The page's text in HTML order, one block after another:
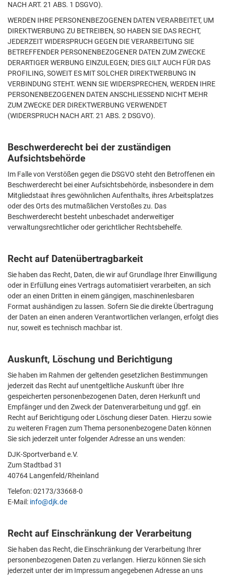
NACH ART. 21 ABS. 1 DSGVO).
WERDEN IHRE PERSONENBEZOGENEN DATEN VERARBEITET, UM
DIREKTWERBUNG ZU BETREIBEN, SO HABEN SIE DAS RECHT,
JEDERZEIT WIDERSPRUCH GEGEN DIE VERARBEITUNG SIE
BETREFFENDER PERSONENBEZOGENER DATEN ZUM ZWECKE
DERARTIGER WERBUNG EINZULEGEN; DIES GILT AUCH FÜR DAS
PROFILING, SOWEIT ES MIT SOLCHER DIREKTWERBUNG IN
VERBINDUNG STEHT. WENN SIE WIDERSPRECHEN, WERDEN IHRE
PERSONENBEZOGENEN DATEN ANSCHLIESSEND NICHT MEHR
ZUM ZWECKE DER DIREKTWERBUNG VERWENDET
(WIDERSPRUCH NACH ART. 21 ABS. 2 DSGVO).
Beschwerderecht bei der zuständigen
Aufsichtsbehörde
Im Falle von Verstößen gegen die DSGVO steht den Betroffenen ein
Beschwerderecht bei einer Aufsichtsbehörde, insbesondere in dem
Mitgliedstaat ihres gewöhnlichen Aufenthalts, ihres Arbeitsplatzes
oder des Orts des mutmaßlichen Verstoßes zu. Das
Beschwerderecht besteht unbeschadet anderweitiger
verwaltungsrechtlicher oder gerichtlicher Rechtsbehelfe.
Recht auf Datenübertragbarkeit
Sie haben das Recht, Daten, die wir auf Grundlage Ihrer Einwilligung
oder in Erfüllung eines Vertrags automatisiert verarbeiten, an sich
oder an einen Dritten in einem gängigen, maschinenlesbaren
Format aushändigen zu lassen. Sofern Sie die direkte Übertragung
der Daten an einen anderen Verantwortlichen verlangen, erfolgt dies
nur, soweit es technisch machbar ist.
Auskunft, Löschung und Berichtigung
Sie haben im Rahmen der geltenden gesetzlichen Bestimmungen
jederzeit das Recht auf unentgeltliche Auskunft über Ihre
gespeicherten personenbezogenen Daten, deren Herkunft und
Empfänger und den Zweck der Datenverarbeitung und ggf. ein
Recht auf Berichtigung oder Löschung dieser Daten. Hierzu sowie
zu weiteren Fragen zum Thema personenbezogene Daten können
Sie sich jederzeit unter folgender Adresse an uns wenden:
DJK-Sportverband e.V.
Zum Stadtbad 31
40764 Langenfeld/Rheinland
Telefon: 02173/33668-0
E-Mail: info@djk.de
Recht auf Einschränkung der Verarbeitung
Sie haben das Recht, die Einschränkung der Verarbeitung Ihrer
personenbezogenen Daten zu verlangen. Hierzu können Sie sich
jederzeit unter der im Impressum angegebenen Adresse an uns